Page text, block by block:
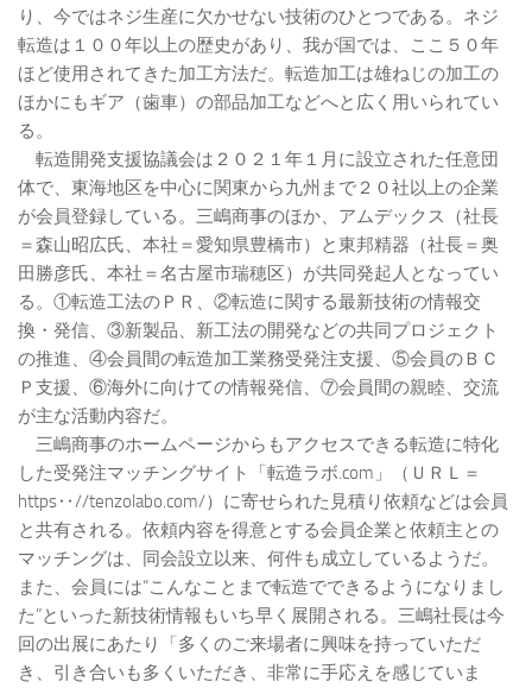
り、今ではネジ生産に欠かせない技術のひとつである。ネジ
転造は１００年以上の歴史があり、我が国では、ここ５０年
ほど使用されてきた加工方法だ。転造加工は雄ねじの加工の
ほかにもギア（歯車）の部品加工などへと広く用いられてい
る。
転造開発支援協議会は２０２１年１月に設立された任意団
体で、東海地区を中心に関東から九州まで２０社以上の企業
が会員登録している。三嶋商事のほか、アムデックス（社長
＝森山昭広氏、本社＝愛知県豊橋市）と東邦精器（社長＝奥
田勝彦氏、本社＝名古屋市瑞穂区）が共同発起人となってい
る。①転造工法のＰＲ、②転造に関する最新技術の情報交
換・発信、③新製品、新工法の開発などの共同プロジェクト
の推進、④会員間の転造加工業務受発注支援、⑤会員のＢＣ
Ｐ支援、⑥海外に向けての情報発信、⑦会員間の親睦、交流
が主な活動内容だ。
三嶋商事のホームページからもアクセスできる転造に特化
した受発注マッチングサイト「転造ラボ.com」（ＵＲＬ＝
https‥//tenzolabo.com/）に寄せられた見積り依頼などは会員
と共有される。依頼内容を得意とする会員企業と依頼主との
マッチングは、同会設立以来、何件も成立しているようだ。
また、会員には“こんなことまで転造でできるようになりまし
た”といった新技術情報もいち早く展開される。三嶋社長は今
回の出展にあたり「多くのご来場者に興味を持っていただ
き、引き合いも多くいただき、非常に手応えを感じていま